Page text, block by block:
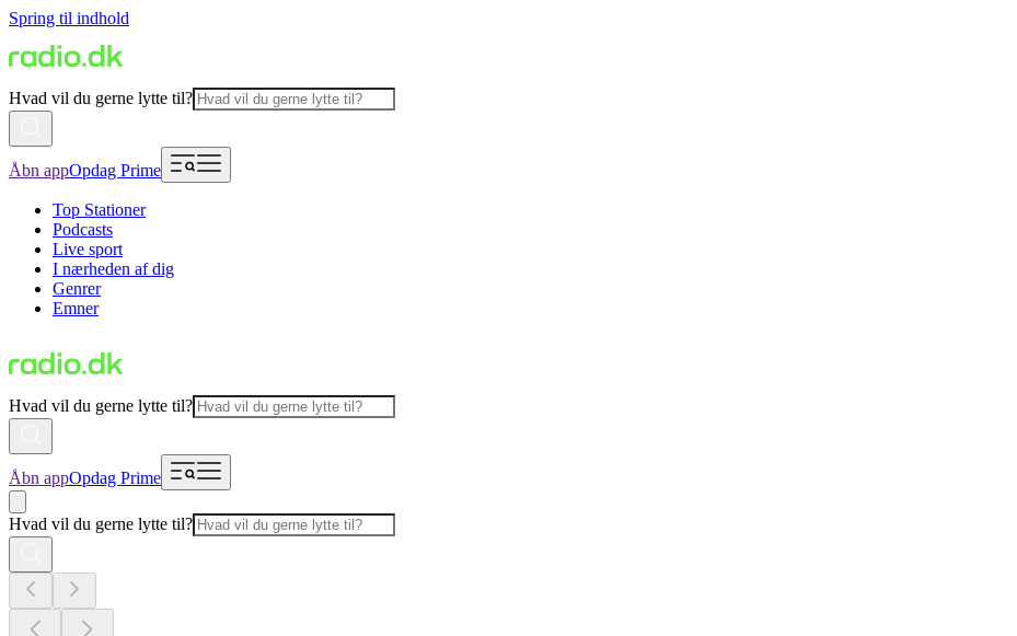
Spring til indhold
Hvad vil du gerne lytte til?
Åbn appOpdag Prime
Top Stationer
Podcasts
Live sport
I nærheden af dig
Genrer
Emner
Hvad vil du gerne lytte til?
Åbn appOpdag Prime
Hvad vil du gerne lytte til?